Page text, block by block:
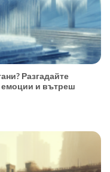
Разгадайте
емоции и вътреш